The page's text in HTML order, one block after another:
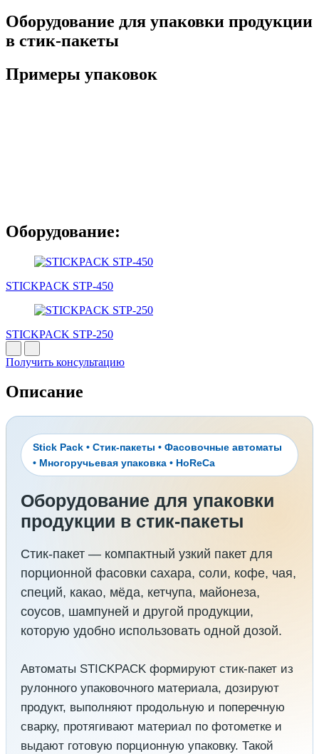
Оборудование для упаковки продукции
в стик-пакеты
Примеры упаковок
Оборудование:
STICKPACK STP-450
STICKPACK STP-250
Получить консультацию
Описание
Stick Pack • Стик-пакеты • Фасовочные автоматы
• Многоручьевая упаковка • HoReCa
Оборудование для упаковки
продукции в стик-пакеты
Стик-пакет — компактный узкий пакет для
порционной фасовки сахара, соли, кофе, чая,
специй, какао, мёда, кетчупа, майонеза,
соусов, шампуней и другой продукции,
которую удобно использовать одной дозой.
Автоматы STICKPACK формируют стик-пакет из
рулонного упаковочного материала, дозируют
продукт, выполняют продольную и поперечную
сварку, протягивают материал по фотометке и
выдают готовую порционную упаковку. Такой